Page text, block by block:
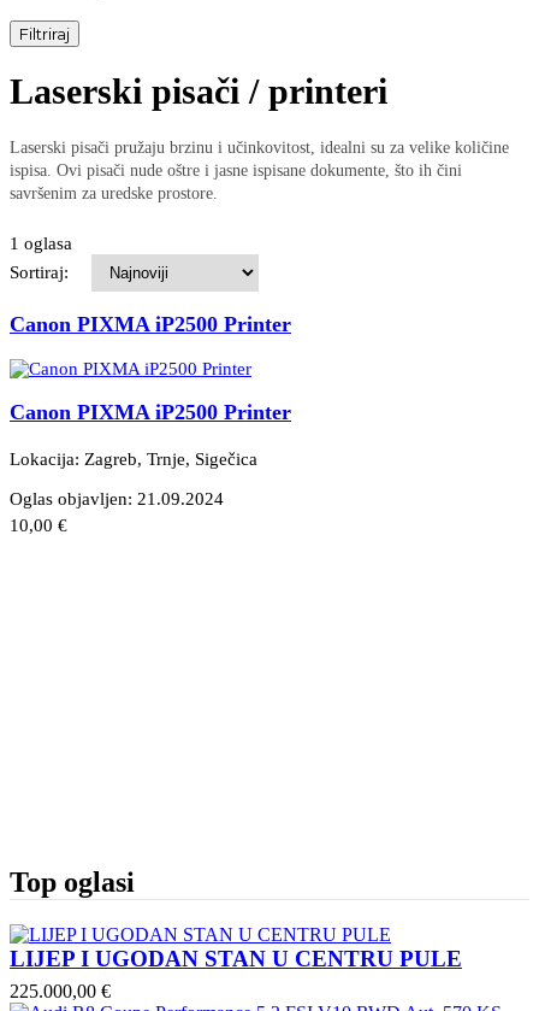
Filtriraj
Laserski pisači / printeri
Laserski pisači pružaju brzinu i učinkovitost, idealni su za velike količine
ispisa. Ovi pisači nude oštre i jasne ispisane dokumente, što ih čini
savršenim za uredske prostore.
1 oglasa
Sortiraj:
Canon PIXMA iP2500 Printer
Canon PIXMA iP2500 Printer
Lokacija: Zagreb, Trnje, Sigečica
Oglas objavljen: 21.09.2024
10,00 €
Top oglasi
LIJEP I UGODAN STAN U CENTRU PULE
225.000,00 €